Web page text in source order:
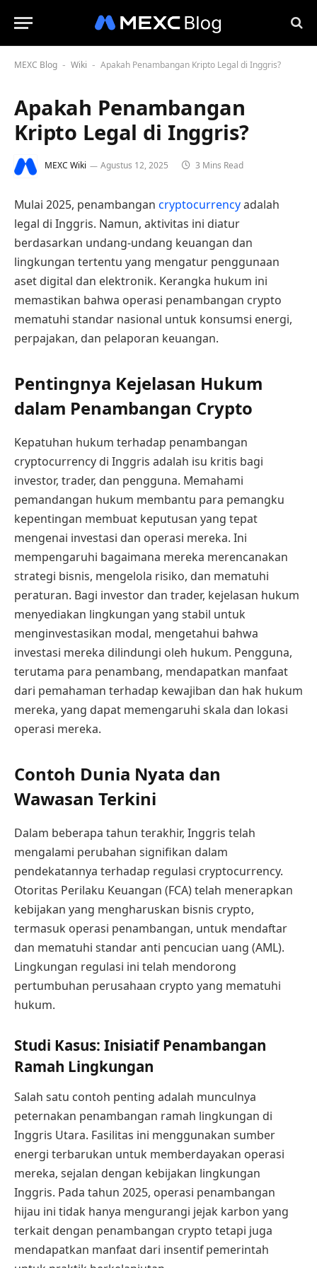
MEXC Blog - Wiki - Apakah Penambangan Kripto Legal di Inggris?
Apakah Penambangan
Kripto Legal di Inggris?
MEXC Wiki Agustus 12, 2025 3 Mins Read
Mulai 2025, penambangan cryptocurrencyadalah
legal di Inggris. Namun, aktivitas ini diatur
berdasarkan undang-undang keuangan dan
lingkungan tertentu yang mengatur penggunaan
aset digital dan elektronik. Kerangka hukum ini
memastikan bahwa operasi penambangan crypto
mematuhi standar nasional untuk konsumsi energi,
perpajakan, dan pelaporan keuangan.
Pentingnya Kejelasan Hukum
dalam Penambangan Crypto
Kepatuhan hukum terhadap penambangan
cryptocurrency di Inggris adalah isu kritis bagi
investor, trader, dan pengguna. Memahami
pemandangan hukum membantu para pemangku
kepentingan membuat keputusan yang tepat
mengenai investasi dan operasi mereka. Ini
mempengaruhi bagaimana mereka merencanakan
strategi bisnis, mengelola risiko, dan mematuhi
peraturan. Bagi investor dan trader, kejelasan hukum
menyediakan lingkungan yang stabil untuk
menginvestasikan modal, mengetahui bahwa
investasi mereka dilindungi oleh hukum. Pengguna,
terutama para penambang, mendapatkan manfaat
dari pemahaman terhadap kewajiban dan hak hukum
mereka, yang dapat memengaruhi skala dan lokasi
operasi mereka.
Contoh Dunia Nyata dan
Wawasan Terkini
Dalam beberapa tahun terakhir, Inggris telah
mengalami perubahan signifikan dalam
pendekatannya terhadap regulasi cryptocurrency.
Otoritas Perilaku Keuangan (FCA) telah menerapkan
kebijakan yang mengharuskan bisnis crypto,
termasuk operasi penambangan, untuk mendaftar
dan mematuhi standar anti pencucian uang (AML).
Lingkungan regulasi ini telah mendorong
pertumbuhan perusahaan crypto yang mematuhi
hukum.
Studi Kasus: Inisiatif Penambangan
Ramah Lingkungan
Salah satu contoh penting adalah munculnya
peternakan penambangan ramah lingkungan di
Inggris Utara. Fasilitas ini menggunakan sumber
energi terbarukan untuk memberdayakan operasi
mereka, sejalan dengan kebijakan lingkungan
Inggris. Pada tahun 2025, operasi penambangan
hijau ini tidak hanya mengurangi jejak karbon yang
terkait dengan penambangan crypto tetapi juga
mendapatkan manfaat dari insentif pemerintah